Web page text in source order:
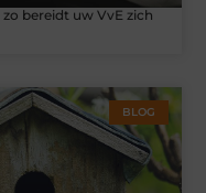
bereidt uw VvE zich
BLOG